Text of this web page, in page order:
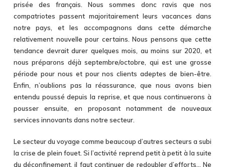
prisée des français. Nous sommes donc ravis que nos
compatriotes passent majoritairement leurs vacances dans
notre pays, et les accompagnons dans cette démarche
relativement nouvelle pour certains. Nous pensons que cette
tendance devrait durer quelques mois, au moins sur 2020, et
nous préparons déjà septembre/octobre, qui est une grosse
période pour nous et pour nos clients adeptes de bien-être.
Enfin, n’oublions pas la réassurance, que nous avons bien
entendu poussé depuis la reprise, et que nous continuerons à
pousser ensuite, en proposant notamment de nouveaux
services innovants dans notre secteur.
Le secteur du voyage comme beaucoup d’autres secteurs a subi
la crise de plein fouet. Si l’activité reprend petit à petit à la suite
du déconfinement, il faut continuer de redoubler d’efforts… Ne